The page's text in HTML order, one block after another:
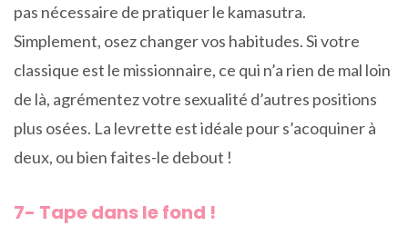
pas nécessaire de pratiquer le kamasutra.
Simplement, osez changer vos habitudes. Si votre
classique est le missionnaire, ce qui n’a rien de mal loin
de là, agrémentez votre sexualité d’autres positions
plus osées. La levrette est idéale pour s’acoquiner à
deux, ou bien faites-le debout !
7- Tape dans le fond !